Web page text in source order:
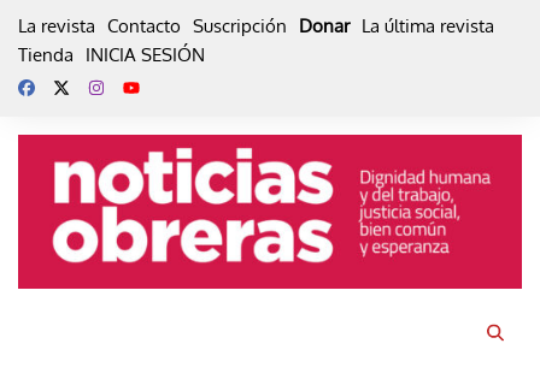
La revista Contacto Suscripción Donar La última revista
Tienda
INICIA SESIÓN